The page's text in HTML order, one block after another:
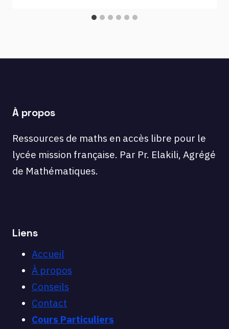
À propos
Ressources de maths en accès libre pour le
lycée mission française. Par Pr. Elakili, Agrégé
de Mathématiques.
Liens
Accueil
À propos
Conseils
Contact
Cours Particuliers